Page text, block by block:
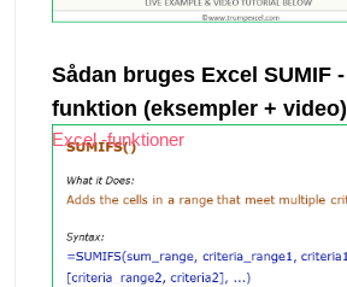
Sådan bruges Excel SUMIF -
funktion (eksempler + video)
Excel -funktioner